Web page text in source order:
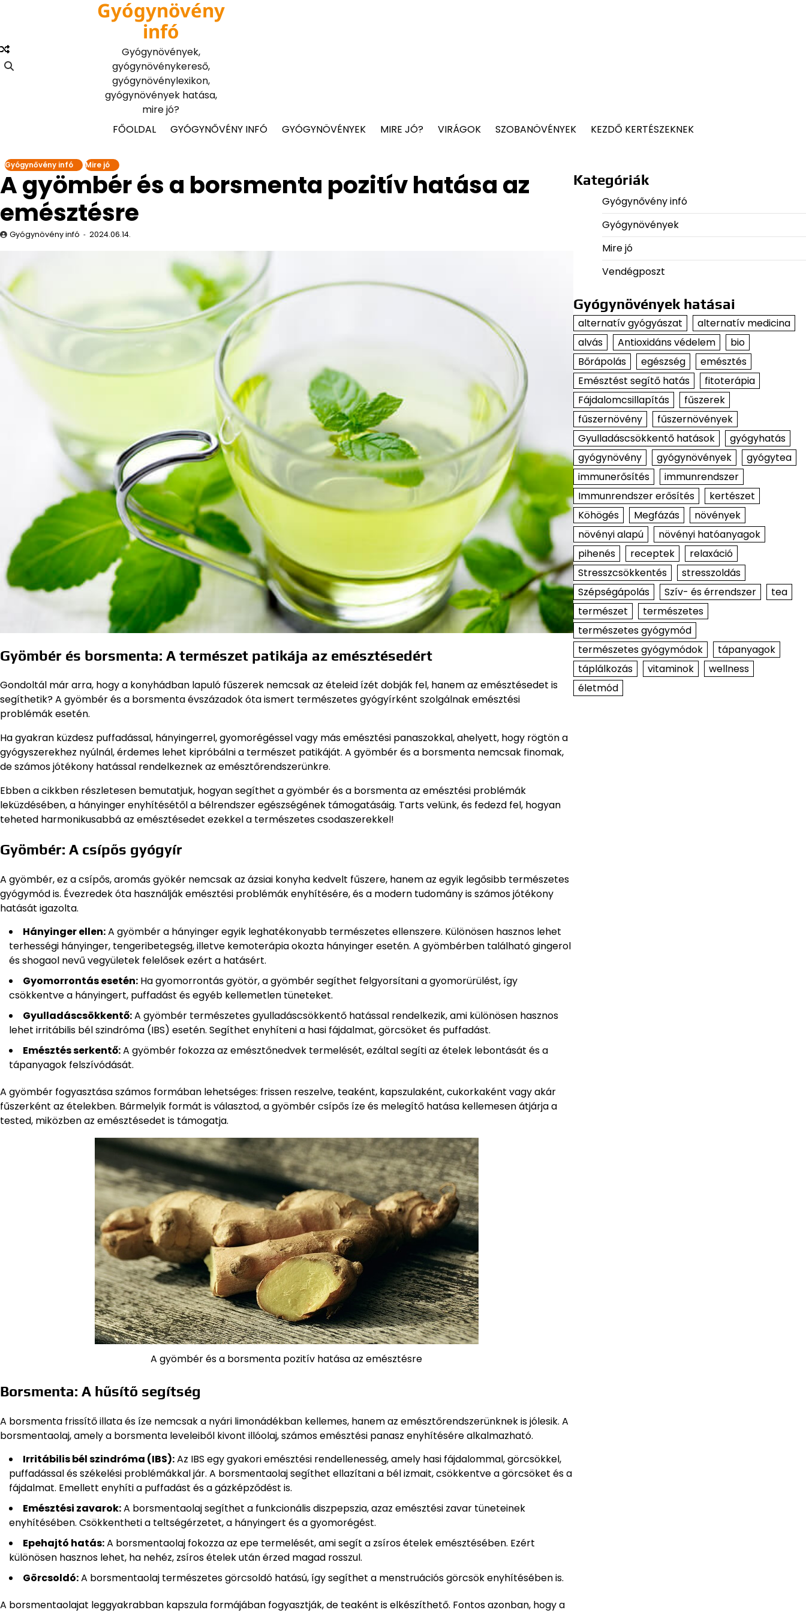
Gyógynövény
infó
Gyógynövények,
gyógynövénykereső,
gyógynövénylexikon,
gyógynövények hatása,
mire jó?
FŐOLDAL
GYÓGYNŐVÉNY INFÓ GYÓGYNÖVÉNYEK MIRE JÓ? VIRÁGOK SZOBANÖVÉNYEK KEZDŐ KERTÉSZEKNEK
Gyógynővény infó Mire jó
A gyömbér és a borsmenta pozitív hatása az
emésztésre
Gyógynövény infó 2024.06.14.
Gyömbér és borsmenta: A természet patikája az emésztésedért
Gondoltál már arra, hogy a konyhádban lapuló fűszerek nemcsak az ételeid ízét dobják fel, hanem az emésztésedet is
segíthetik? A gyömbér és a borsmenta évszázadok óta ismert természetes gyógyírként szolgálnak emésztési
problémák esetén.
Ha gyakran küzdesz puffadással, hányingerrel, gyomorégéssel vagy más emésztési panaszokkal, ahelyett, hogy rögtön a
gyógyszerekhez nyúlnál, érdemes lehet kipróbálni a természet patikáját. A gyömbér és a borsmenta nemcsak finomak,
de számos jótékony hatással rendelkeznek az emésztőrendszerünkre.
Ebben a cikkben részletesen bemutatjuk, hogyan segíthet a gyömbér és a borsmenta az emésztési problémák
leküzdésében, a hányinger enyhítésétől a bélrendszer egészségének támogatásáig. Tarts velünk, és fedezd fel, hogyan
teheted harmonikusabbá az emésztésedet ezekkel a természetes csodaszerekkel!
Gyömbér: A csípős gyógyír
A gyömbér, ez a csípős, aromás gyökér nemcsak az ázsiai konyha kedvelt fűszere, hanem az egyik legősibb természetes
gyógymód is. Évezredek óta használják emésztési problémák enyhítésére, és a modern tudomány is számos jótékony
hatását igazolta.
Hányinger ellen:A gyömbér a hányinger egyik leghatékonyabb természetes ellenszere. Különösen hasznos lehet
terhességi hányinger, tengeribetegség, illetve kemoterápia okozta hányinger esetén. A gyömbérben található gingerol
és shogaol nevű vegyületek felelősek ezért a hatásért.
Gyomorrontás esetén: Ha gyomorrontás gyötör, a gyömbér segíthet felgyorsítani a gyomorürülést, így
csökkentve a hányingert, puffadást és egyéb kellemetlen tüneteket.
Gyulladáscsökkentő:A gyömbér természetes gyulladáscsökkentő hatással rendelkezik, ami különösen hasznos
lehet irritábilis bél szindróma (IBS) esetén. Segíthet enyhíteni a hasi fájdalmat, görcsöket és puffadást.
Emésztés serkentő:A gyömbér fokozza az emésztőnedvek termelését, ezáltal segíti az ételek lebontását és a
tápanyagok felszívódását.
A gyömbér fogyasztása számos formában lehetséges: frissen reszelve, teaként, kapszulaként, cukorkaként vagy akár
fűszerként az ételekben. Bármelyik formát is választod, a gyömbér csípős íze és melegítő hatása kellemesen átjárja a
tested, miközben az emésztésedet is támogatja.
A gyömbér és a borsmenta pozitív hatása az emésztésre
Borsmenta: A hűsítő segítség
A borsmenta frissítő illata és íze nemcsak a nyári limonádékban kellemes, hanem az emésztőrendszerünknek is jólesik. A
borsmentaolaj, amely a borsmenta leveleiből kivont illóolaj, számos emésztési panasz enyhítésére alkalmazható.
Irritábilis bél szindróma (IBS):Az IBS egy gyakori emésztési rendellenesség, amely hasi fájdalommal, görcsökkel,
puffadással és székelési problémákkal jár. A borsmentaolaj segíthet ellazítani a bél izmait, csökkentve a görcsöket és a
fájdalmat. Emellett enyhíti a puffadást és a gázképződést is.
Emésztési zavarok:A borsmentaolaj segíthet a funkcionális diszpepszia, azaz emésztési zavar tüneteinek
enyhítésében. Csökkentheti a teltségérzetet, a hányingert és a gyomorégést.
Epehajtó hatás:A borsmentaolaj fokozza az epe termelését, ami segít a zsíros ételek emésztésében. Ezért
különösen hasznos lehet, ha nehéz, zsíros ételek után érzed magad rosszul.
Görcsoldó:A borsmentaolaj természetes görcsoldó hatású, így segíthet a menstruációs görcsök enyhítésében is.
A borsmentaolajat leggyakrabban kapszula formájában fogyasztják, de teaként is elkészíthető. Fontos azonban, hogy a
Kategóriák
Gyógynővény infó
Gyógynövények
Mire jó
Vendégposzt
Gyógynövények hatásai
alternatív gyógyászat
alternatív medicina
alvás
Antioxidáns védelem
bio
Bőrápolás
egészség
emésztés
Emésztést segítő hatás
fitoterápia
Fájdalomcsillapítás
fűszerek
fűszernövény
fűszernövények
Gyulladáscsökkentő hatások
gyógyhatás
gyógynövény
gyógynövények
gyógytea
immunerősítés
immunrendszer
Immunrendszer erősítés
kertészet
Köhögés
Megfázás
növények
növényi alapú
növényi hatóanyagok
pihenés
receptek
relaxáció
Stresszcsökkentés
stresszoldás
Szépségápolás
Szív- és érrendszer
tea
természet
természetes
természetes gyógymód
természetes gyógymódok
tápanyagok
táplálkozás
vitaminok
wellness
életmód